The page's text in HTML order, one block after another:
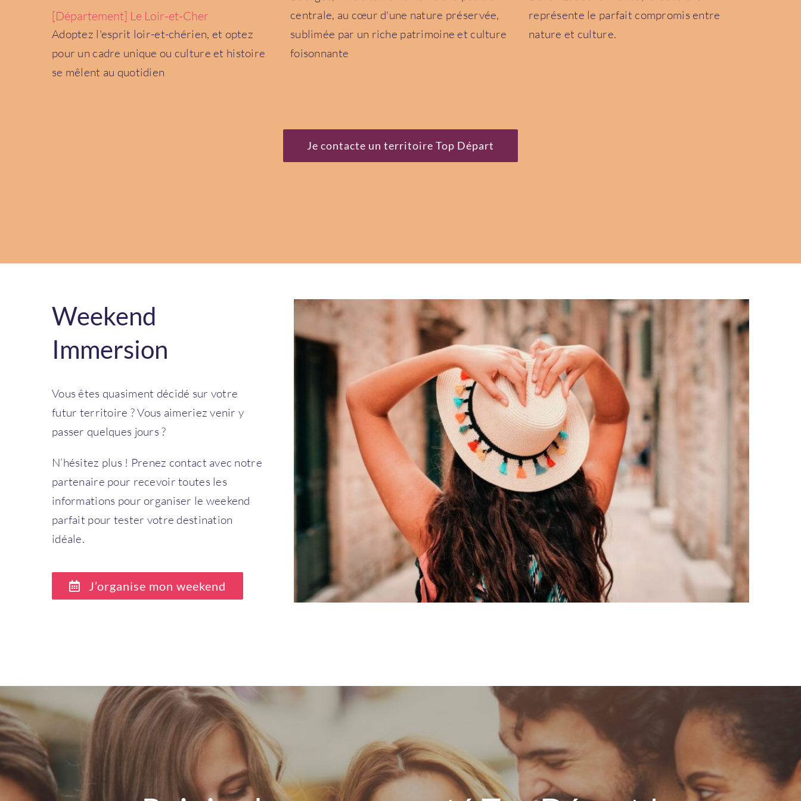
centrale, au cœur d'une nature préservée,
sublimée par un riche patrimoine et culture
foisonnante
représente le parfait compromis entre
nature et culture.
[Département] Le Loir-et-Cher
Adoptez l'esprit loir-et-chérien, et optez
pour un cadre unique ou culture et histoire
se mêlent au quotidien
Je contacte un territoire Top Départ
Weekend
Immersion
Vous êtes quasiment décidé sur votre
futur territoire ? Vous aimeriez venir y
passer quelques jours ?
N’hésitez plus ! Prenez contact avec notre
partenaire pour recevoir toutes les
informations pour organiser le weekend
parfait pour tester votre destination
idéale.
J’organise mon weekend